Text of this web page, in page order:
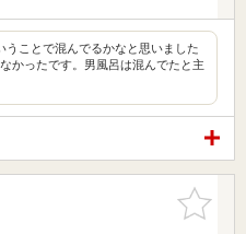
うことで混んでるかなと思いました
かったです。男風呂は混んでたと主
お気に入
りに追加